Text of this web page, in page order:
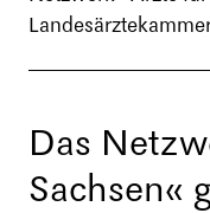
Das
Sachsen«